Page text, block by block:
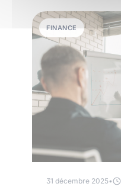
FINANCE
31 décembre 2025•